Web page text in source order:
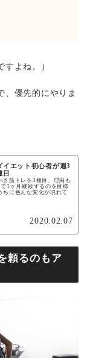
よね。）
、優先的にやりま
イエット初心者が週3
目
き筋トレを3種目、理由も
1ヶ月継続するのを目標
ちに色んな変化が現れて
2020.02.07
頼るのもア